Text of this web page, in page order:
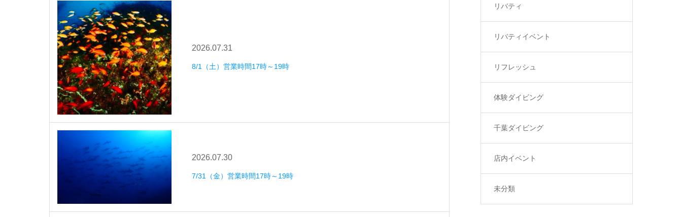
2026.07.31
8/1（土）営業時間17時～19時
2026.07.30
7/31（金）営業時間17時～19時
リバティ
リバティイベント
リフレッシュ
体験ダイビング
千葉ダイビング
店内イベント
未分類